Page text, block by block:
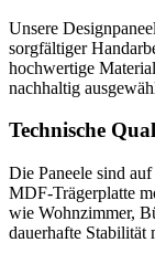
Unsere
sorgfältiger
hochwertige
nachhaltig
Technische
Die Paneele sind
MDF-Trägerplatte
wie Wohnzimmer,
dauerhafte Stabilität